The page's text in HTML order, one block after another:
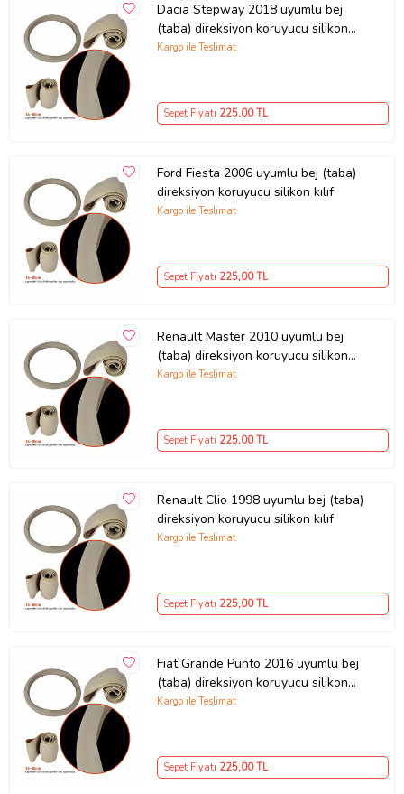
Dacia Stepway 2018 uyumlu bej
(taba) direksiyon koruyucu silikon
kılıf
Kargo ile Teslimat
Sepet Fiyatı 225,00 TL
Ford Fiesta 2006 uyumlu bej (taba)
direksiyon koruyucu silikon kılıf
Kargo ile Teslimat
Sepet Fiyatı 225,00 TL
Renault Master 2010 uyumlu bej
(taba) direksiyon koruyucu silikon
kılıf
Kargo ile Teslimat
Sepet Fiyatı 225,00 TL
Renault Clio 1998 uyumlu bej (taba)
direksiyon koruyucu silikon kılıf
Kargo ile Teslimat
Sepet Fiyatı 225,00 TL
Fiat Grande Punto 2016 uyumlu bej
(taba) direksiyon koruyucu silikon
kılıf
Kargo ile Teslimat
Sepet Fiyatı 225,00 TL